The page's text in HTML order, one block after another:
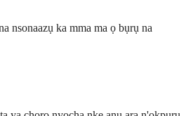
nsonaazụ ka mma ma ọ bụrụ na